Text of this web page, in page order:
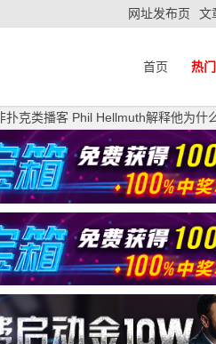
网址发布页 文
首页 热
扑克类播客 Phil Hellmuth解释他为什